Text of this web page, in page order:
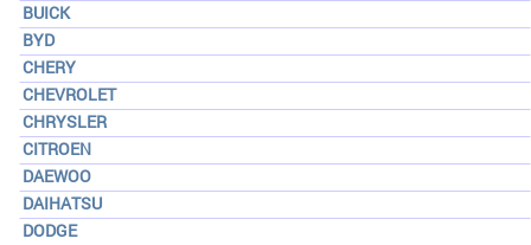
BUICK
BYD
CHERY
CHEVROLET
CHRYSLER
CITROEN
DAEWOO
DAIHATSU
DODGE